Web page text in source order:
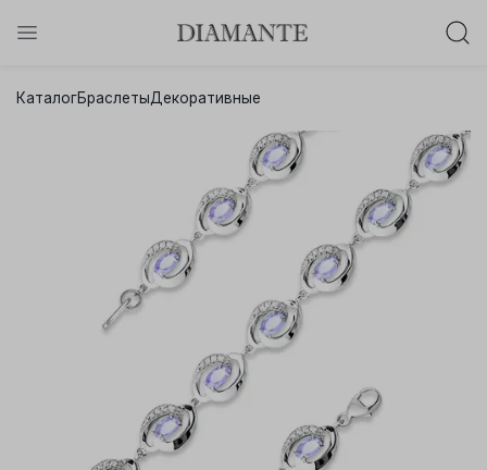
Осталось:
0
минут :
Хочу!
КаталогБраслетыДекоративные